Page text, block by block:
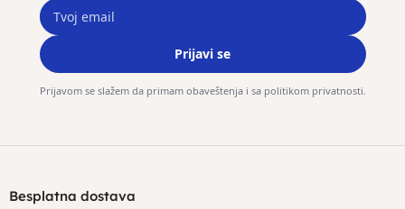
Prijavi se
Prijavom se slažem da primam obaveštenja i sa politikom privatnosti.
Besplatna dostava